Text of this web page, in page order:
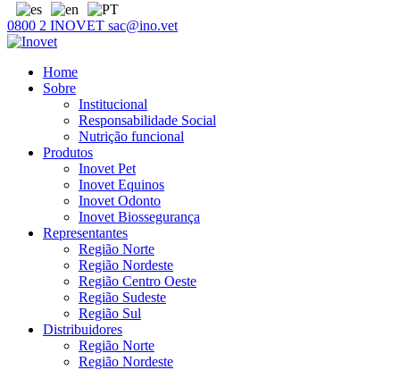
0800 2 INOVET sac@ino.vet
Home
Sobre
Institucional
Responsabilidade Social
Nutrição funcional
Produtos
Inovet Pet
Inovet Equinos
Inovet Odonto
Inovet Biossegurança
Representantes
Região Norte
Região Nordeste
Região Centro Oeste
Região Sudeste
Região Sul
Distribuidores
Região Norte
Região Nordeste